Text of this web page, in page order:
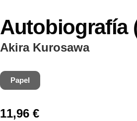
Autobiografía
Akira Kurosawa
Papel
11,96 €